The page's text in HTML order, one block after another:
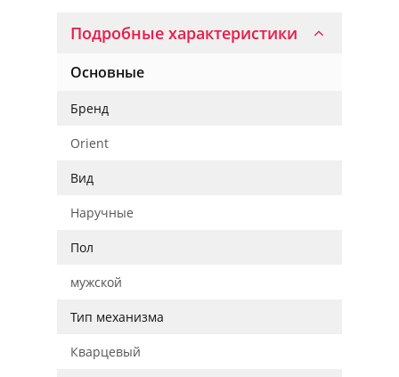
Подробные характеристики
Основные
Бренд
Orient
Вид
Наручные
Пол
мужской
Тип механизма
Кварцевый